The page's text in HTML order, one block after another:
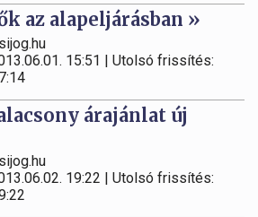
az alapeljárásban »
15:51 | Utolsó frissítés:
árajánlat új
19:22 | Utolsó frissítés: